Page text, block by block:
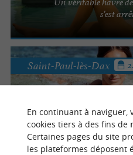
s'est
Espace de remise
Saint-
Saint-Paul-lès-Dax
En continuant à naviguer,
cookies tiers à des fins de
Certaines pages du site
les plateformes déposent